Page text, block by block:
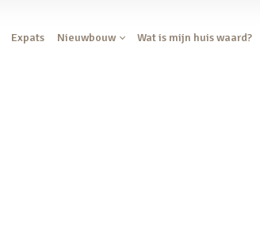
Expats Nieuwbouw Wat is mijn huis waard?